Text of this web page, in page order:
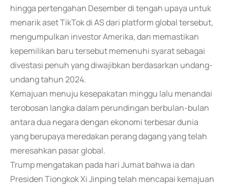
hingga pertengahan Desember di tengah upaya untuk
menarik aset TikTok di AS dari platform global tersebut,
mengumpulkan investor Amerika, dan memastikan
kepemilikan baru tersebut memenuhi syarat sebagai
divestasi penuh yang diwajibkan berdasarkan undang-
undang tahun 2024.
Kemajuan menuju kesepakatan minggu lalu menandai
terobosan langka dalam perundingan berbulan-bulan
antara dua negara dengan ekonomi terbesar dunia
yang berupaya meredakan perang dagang yang telah
meresahkan pasar global.
Trump mengatakan pada hari Jumat bahwa ia dan
Presiden Tiongkok Xi Jinping telah mencapai kemajuan